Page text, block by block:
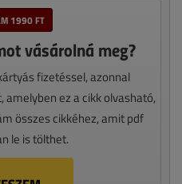
1990 FT
vásárolná meg?
fizetéssel, azonnal
ez a cikk olvasható,
összes cikkéhez, amit pdf
le is tölthet.